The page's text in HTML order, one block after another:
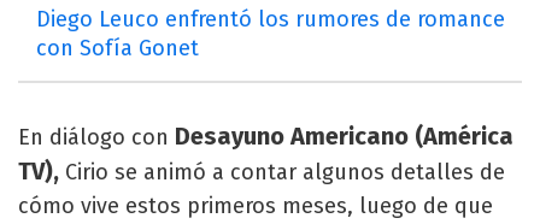
Diego Leuco enfrentó los rumores de romance
con Sofía Gonet
En diálogo con Desayuno Americano (América
TV), Cirio se animó a contar algunos detalles de
cómo vive estos primeros meses, luego de que